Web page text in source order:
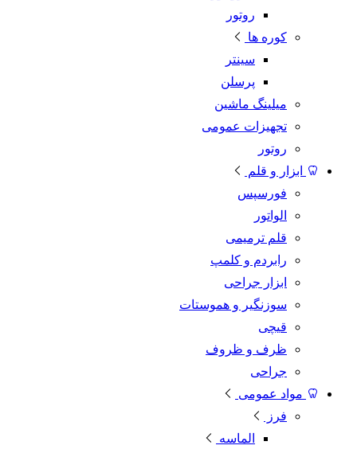
روتور
کوره ها
سینتر
پرسلن
میلینگ ماشین
تجهیزات عمومی
روتور
ابزار و قلم
فورسپس
الواتور
قلم ترمیمی
رابردم و کلمپ
ابزار جراحی
سوزنگیر و هموستات
قیچی
ظرف و ظروف
جراحی
مواد عمومی
فرز
الماسه